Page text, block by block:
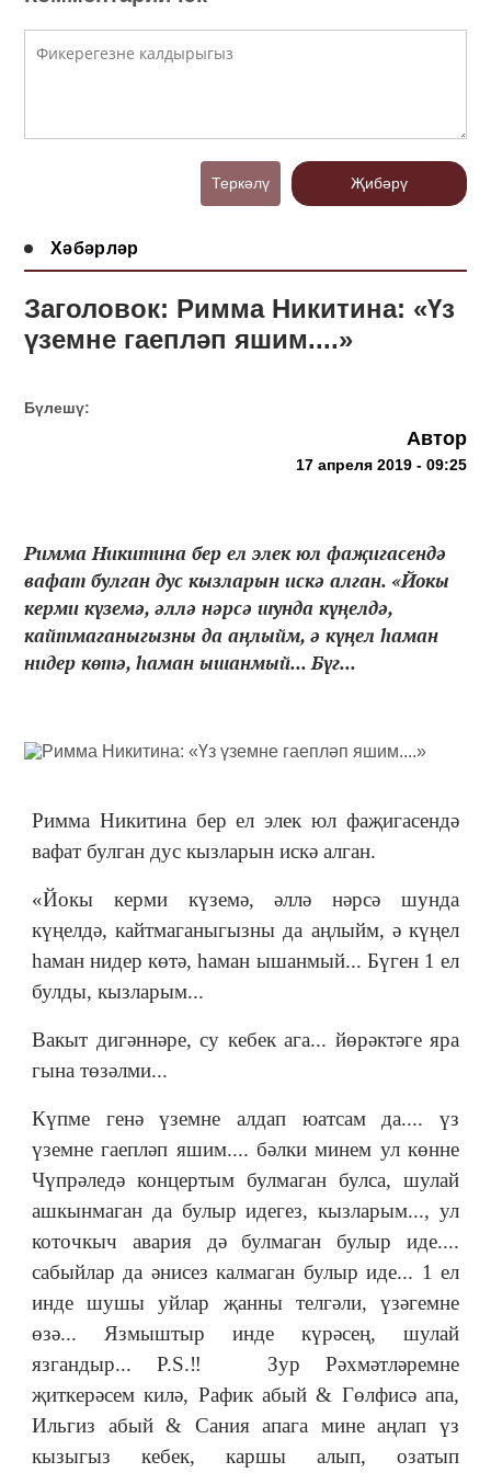
Теркәлү Җибәрү
Хәбәрләр
Заголовок: Римма Никитина: «Үз
үземне гаепләп яшим....»
Бүлешү:
Автор
17 апреля 2019 - 09:25
Римма Никитина бер ел элек юл фаҗигасендә
вафат булган дус кызларын искә алган. «Йокы
керми күземә, әллә нәрсә шунда күңелдә,
кайтмаганыгызны да аңлыйм, ә күңел һаман
нидер көтә, һаман ышанмый... Бүг...
Римма Никитина бер ел элек юл фаҗигасендә
вафат булган дус кызларын искә алган.
«Йокы керми күземә, әллә нәрсә шунда
күңелдә, кайтмаганыгызны да аңлыйм, ә күңел
һаман нидер көтә, һаман ышанмый... Бүген 1 ел
булды, кызларым...
Вакыт дигәннәре, су кебек ага... йөрәктәге яра
гына төзәлми...
Күпме генә үземне алдап юатсам да.... үз
үземне гаепләп яшим.... бәлки минем ул көнне
Чүпрәледә концертым булмаган булса, шулай
ашкынмаган да булыр идегез, кызларым..., ул
коточкыч авария дә булмаган булыр иде....
сабыйлар да әнисез калмаган булыр иде... 1 ел
инде шушы уйлар җанны телгәли, үзәгемне
өзә... Язмыштыр инде күрәсең, шулай
язгандыр... P.S.‼️ Зур Рәхмәтләремне
җиткерәсем килә, Рафик абый & Гөлфисә апа,
Ильгиз абый & Сания апага мине аңлап үз
кызыгыз кебек, каршы алып, озатып